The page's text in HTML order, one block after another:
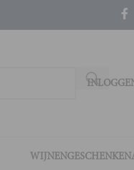
WIJNENGESCHENKEN